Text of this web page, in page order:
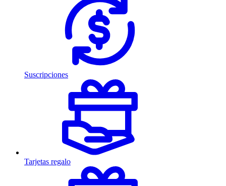
Suscripciones
Tarjetas regalo